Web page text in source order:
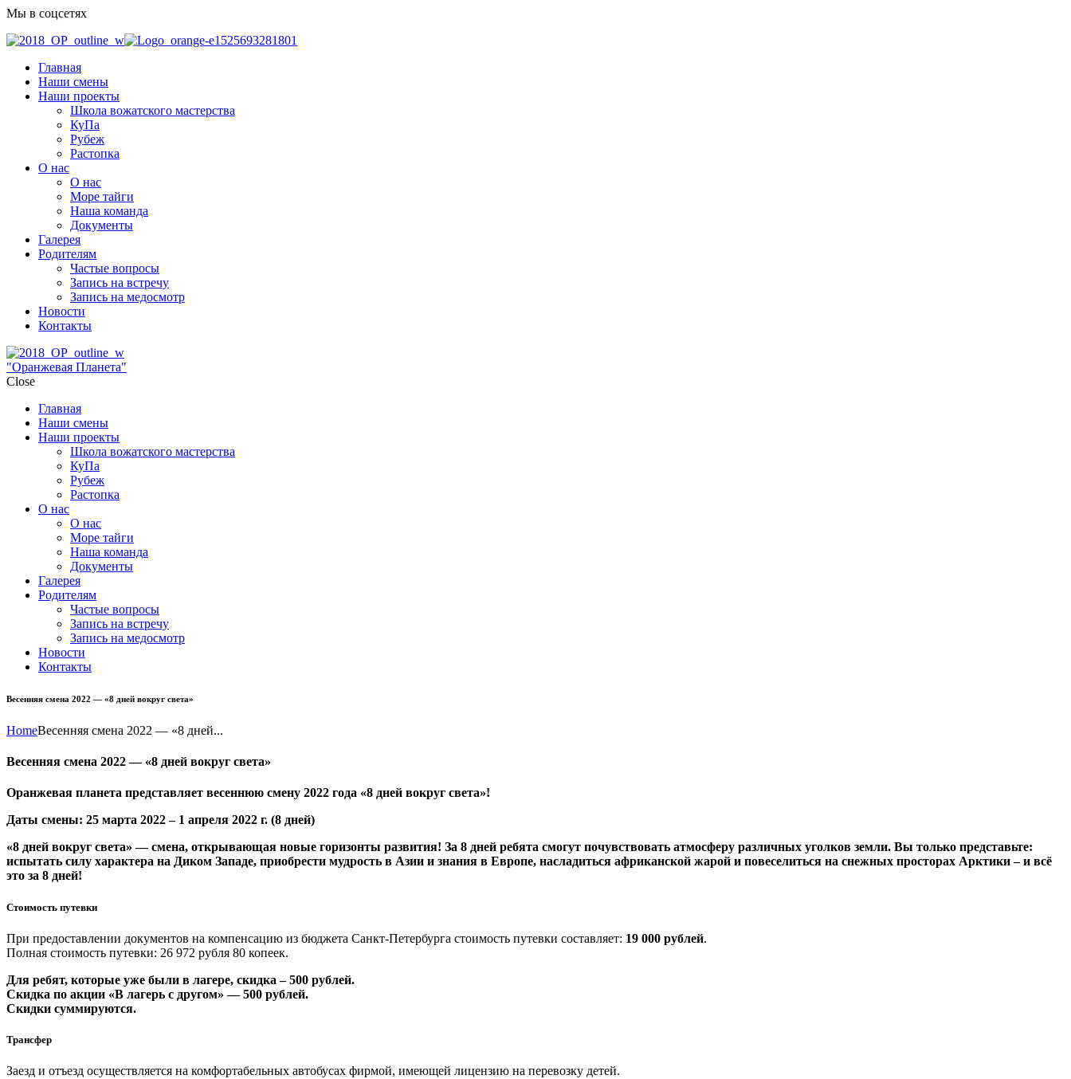
Мы в соцсетях
Главная
Наши смены
Наши проекты
Школа вожатского мастерства
КуПа
Рубеж
Растопка
О нас
О нас
Море тайги
Наша команда
Документы
Галерея
Родителям
Частые вопросы
Запись на встречу
Запись на медосмотр
Новости
Контакты
"Оранжевая Планета"
Close
Главная
Наши смены
Наши проекты
Школа вожатского мастерства
КуПа
Рубеж
Растопка
О нас
О нас
Море тайги
Наша команда
Документы
Галерея
Родителям
Частые вопросы
Запись на встречу
Запись на медосмотр
Новости
Контакты
Весенняя смена 2022 — «8 дней вокруг света»
HomeВесенняя смена 2022 — «8 дней...
Весенняя смена 2022 — «8 дней вокруг света»
Оранжевая планета представляет весеннюю смену 2022 года «8 дней вокруг света»!
Даты смены: 25 марта 2022 – 1 апреля 2022 г. (8 дней)
«8 дней вокруг света» — смена, открывающая новые горизонты развития! За 8 дней ребята смогут почувствовать атмосферу различных уголков земли. Вы только представьте:
испытать силу характера на Диком Западе, приобрести мудрость в Азии и знания в Европе, насладиться африканской жарой и повеселиться на снежных просторах Арктики – и всё
это за 8 дней!
Стоимость путевки
При предоставлении документов на компенсацию из бюджета Санкт-Петербурга стоимость путевки составляет: 19 000 рублей.
Полная стоимость путевки: 26 972 рубля 80 копеек.
Для ребят, которые уже были в лагере, скидка – 500 рублей.
Скидка по акции «В лагерь с другом» — 500 рублей.
Скидки суммируются.
Трансфер
Заезд и отъезд осуществляется на комфортабельных автобусах фирмой, имеющей лицензию на перевозку детей.